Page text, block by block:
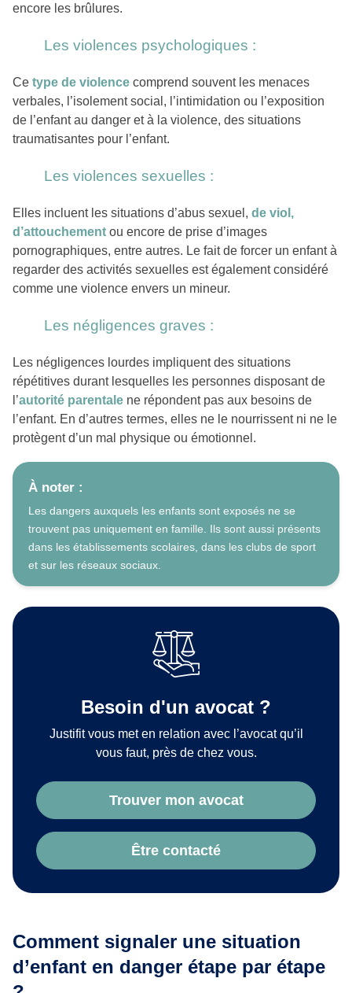
encore les brûlures.
Les violences psychologiques :
Ce type de violence comprend souvent les menaces
verbales, l’isolement social, l’intimidation ou l’exposition
de l’enfant au danger et à la violence, des situations
traumatisantes pour l’enfant.
Les violences sexuelles :
Elles incluent les situations d’abus sexuel, de viol,
d’attouchement ou encore de prise d’images
pornographiques, entre autres. Le fait de forcer un enfant à
regarder des activités sexuelles est également considéré
comme une violence envers un mineur.
Les négligences graves :
Les négligences lourdes impliquent des situations
répétitives durant lesquelles les personnes disposant de
l’autorité parentale ne répondent pas aux besoins de
l’enfant. En d’autres termes, elles ne le nourrissent ni ne le
protègent d’un mal physique ou émotionnel.
À noter :
Les dangers auxquels les enfants sont exposés ne se
trouvent pas uniquement en famille. Ils sont aussi présents
dans les établissements scolaires, dans les clubs de sport
et sur les réseaux sociaux.
Besoin d'un avocat ?
Justifit vous met en relation avec l’avocat qu’il
vous faut, près de chez vous.
Trouver mon avocat
Être contacté
Comment signaler une situation
d’enfant en danger étape par étape